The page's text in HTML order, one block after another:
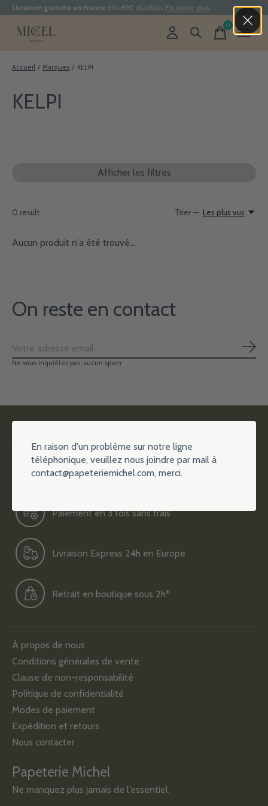
Livraison gratuite en France dès 69€ d'achats En savoir plus
0items
Accueil / Marques / KELPI
KELPI
Afficher les filtres
0 result Trier — Les plus vus
Aucun produit n'a été trouvé...
On reste en contact
Ne vous inquiétez pas, aucun spam
Plus de 15000 références
Paiement en 3 fois sans frais
Livraison Express 24h en Europe
Retrait en boutique sous 2h*
À propos de nous
Conditions générales de vente
Clause de non-responsabilité
Politique de confidentialité
Modes de paiement
Expédition et retours
Nous contacter
Papeterie Michel
Ne manquez plus jamais de l’essentiel.
En raison d'un problème sur notre ligne
téléphonique, veuillez nous joindre par mail à
contact@papeteriemichel.com, merci.